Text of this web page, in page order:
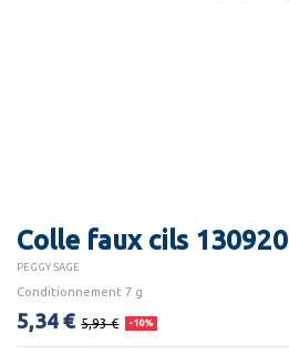
Colle faux cils 130920
PEGGY SAGE
Conditionnement 7 g
5,34 € 5,93 € -10%